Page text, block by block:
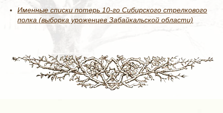
Именные списки потерь 10-го Сибирского стрелкового
полка (выборка уроженцев Забайкальской области)